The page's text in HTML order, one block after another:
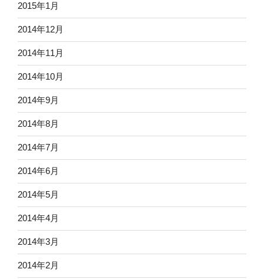
2015年1月
2014年12月
2014年11月
2014年10月
2014年9月
2014年8月
2014年7月
2014年6月
2014年5月
2014年4月
2014年3月
2014年2月